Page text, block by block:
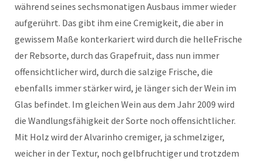
während seines sechsmonatigen Ausbaus immer wieder
aufgerührt. Das gibt ihm eine Cremigkeit, die aber in
gewissem Maße konterkariert wird durch die helleFrische
der Rebsorte, durch das Grapefruit, dass nun immer
offensichtlicher wird, durch die salzige Frische, die
ebenfalls immer stärker wird, je länger sich der Wein im
Glas befindet. Im gleichen Wein aus dem Jahr 2009 wird
die Wandlungsfähigkeit der Sorte noch offensichtlicher.
Mit Holz wird der Alvarinho cremiger, ja schmelziger,
weicher in der Textur, noch gelbfruchtiger und trotzdem